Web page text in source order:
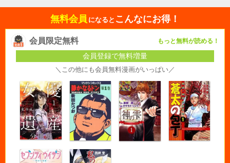
無料会員 になると こんなにお得！
会員限定無料 もっと無料が読める！
会員登録で無料増量
＼この他にも会員無料漫画がいっぱい／